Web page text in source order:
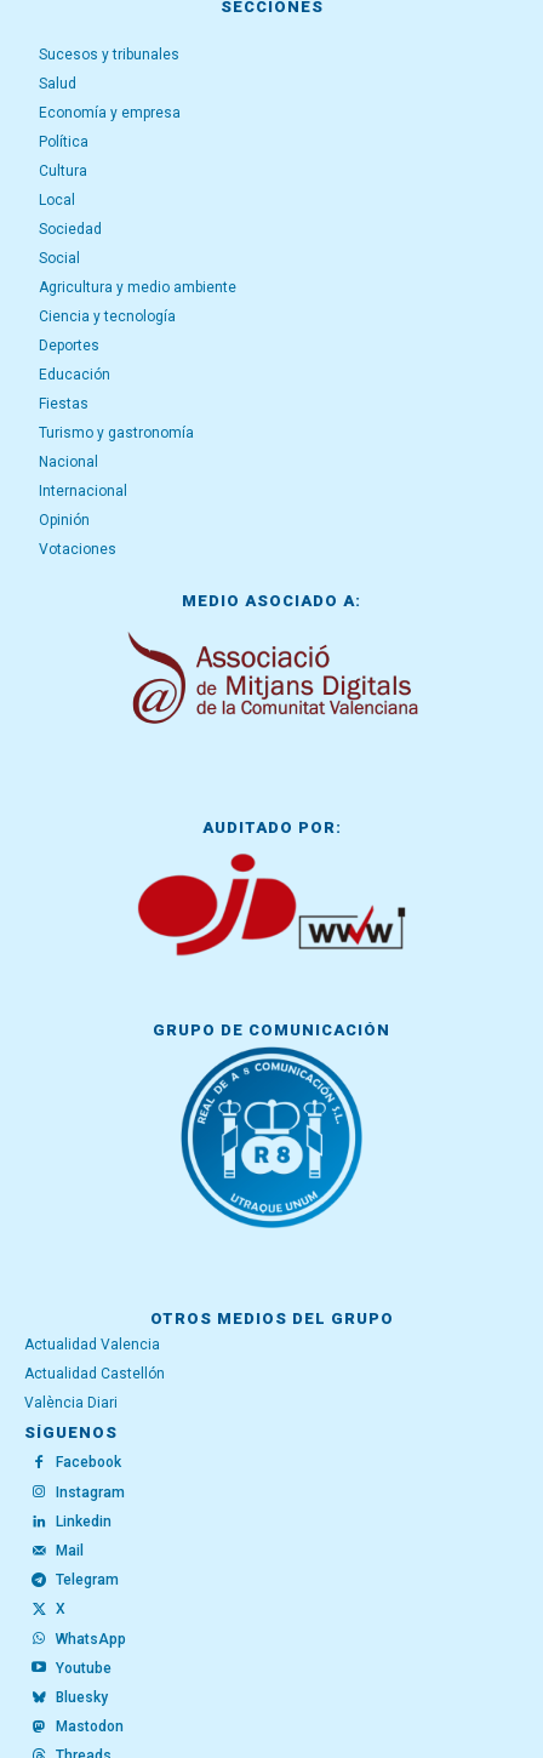
SECCIONES
Sucesos y tribunales
Salud
Economía y empresa
Política
Cultura
Local
Sociedad
Social
Agricultura y medio ambiente
Ciencia y tecnología
Deportes
Educación
Fiestas
Turismo y gastronomía
Nacional
Internacional
Opinión
Votaciones
MEDIO ASOCIADO A:
AUDITADO POR:
GRUPO DE COMUNICACIÓN
OTROS MEDIOS DEL GRUPO
Actualidad Valencia
Actualidad Castellón
València Diari
SÍGUENOS
Facebook
Instagram
Linkedin
Mail
Telegram
X
WhatsApp
Youtube
Bluesky
Mastodon